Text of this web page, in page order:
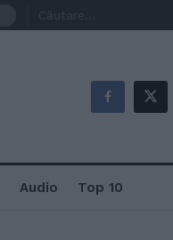
Audio Top 10